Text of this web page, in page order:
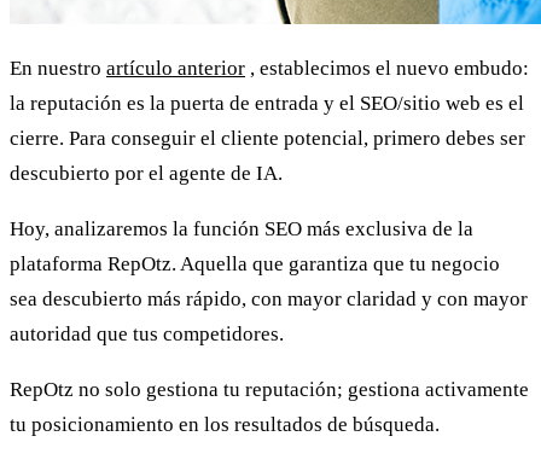
En nuestro artículo anterior , establecimos el nuevo embudo:
la reputación es la puerta de entrada y el SEO/sitio web es el
cierre. Para conseguir el cliente potencial, primero debes ser
descubierto por el agente de IA.
Hoy, analizaremos la función SEO más exclusiva de la
plataforma RepOtz. Aquella que garantiza que tu negocio
sea descubierto más rápido, con mayor claridad y con mayor
autoridad que tus competidores.
RepOtz no solo gestiona tu reputación; gestiona activamente
tu posicionamiento en los resultados de búsqueda.